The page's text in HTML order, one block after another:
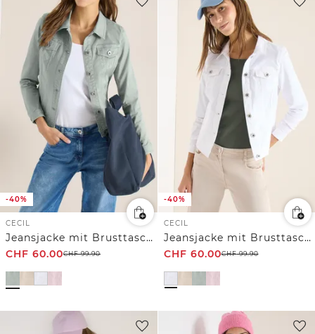
-40%
CECIL
Jeansjacke mit Brusttaschen und Knöpfen
CHF 60.00CHF99.90
-40%
CECIL
Jeansjacke mit Brusttaschen und Knöpfen
CHF 60.00CHF99.90